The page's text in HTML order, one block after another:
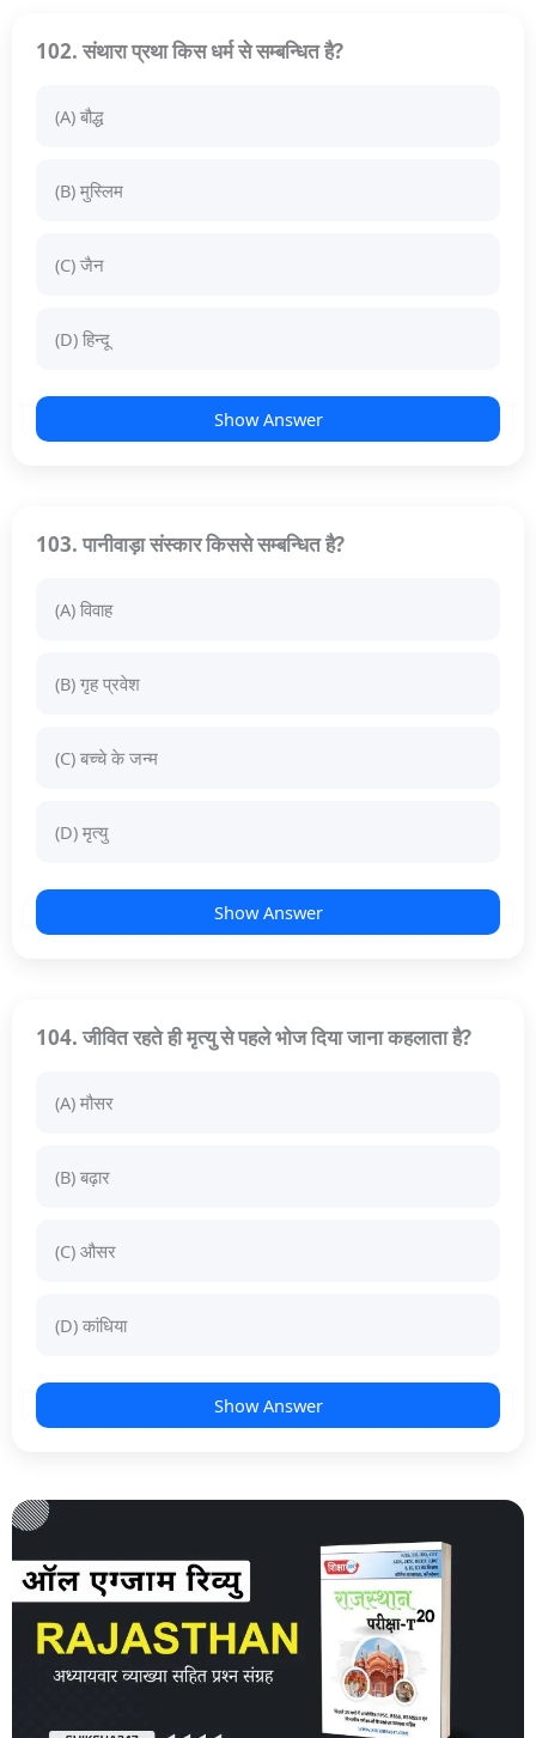
102. संथारा प्रथा किस धर्म से सम्बन्धित है?
(A) बौद्ध
(B) मुस्लिम
(C) जैन
(D) हिन्दू
Show Answer
103. पानीवाड़ा संस्कार किससे सम्बन्धित है?
(A) विवाह
(B) गृह प्रवेश
(C) बच्चे के जन्म
(D) मृत्यु
Show Answer
104. जीवित रहते ही मृत्यु से पहले भोज दिया जाना कहलाता है?
(A) मौसर
(B) बढ़ार
(C) औसर
(D) कांधिया
Show Answer